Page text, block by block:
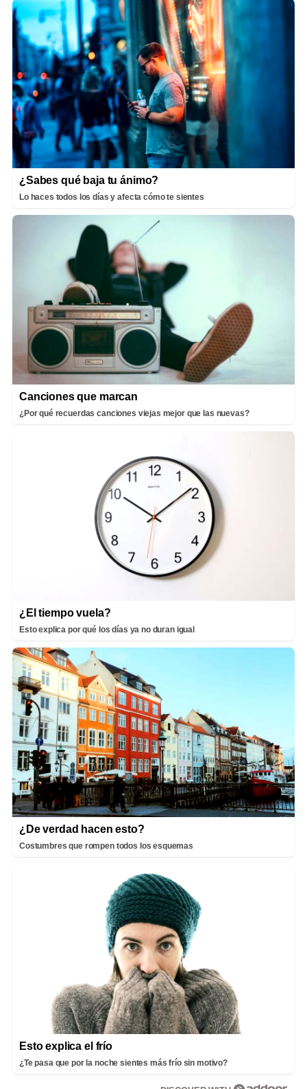
¿Sabes qué baja tu ánimo?
Lo haces todos los días y afecta cómo te sientes
Canciones que marcan
¿Por qué recuerdas canciones viejas mejor que las nuevas?
¿El tiempo vuela?
Esto explica por qué los días ya no duran igual
¿De verdad hacen esto?
Costumbres que rompen todos los esquemas
Esto explica el frío
¿Te pasa que por la noche sientes más frío sin motivo?